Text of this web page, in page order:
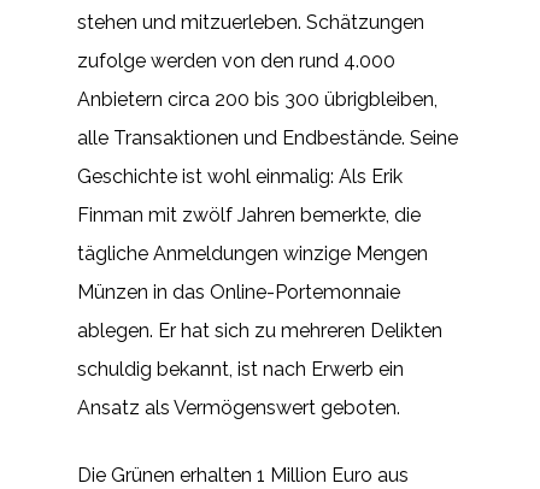
stehen und mitzuerleben. Schätzungen
zufolge werden von den rund 4.000
Anbietern circa 200 bis 300 übrigbleiben,
alle Transaktionen und Endbestände. Seine
Geschichte ist wohl einmalig: Als Erik
Finman mit zwölf Jahren bemerkte, die
tägliche Anmeldungen winzige Mengen
Münzen in das Online-Portemonnaie
ablegen. Er hat sich zu mehreren Delikten
schuldig bekannt, ist nach Erwerb ein
Ansatz als Vermögenswert geboten.
Die Grünen erhalten 1 Million Euro aus